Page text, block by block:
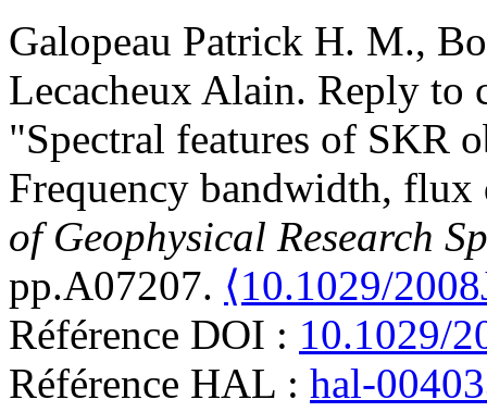
Galopeau Patrick H. M.,
Lecacheux Alain. Reply to
"Spectral features of SKR
Frequency bandwidth,
of Geophysical Research
pp.A07207. ⟨10.1029/
Référence DOI : 10.1029/
Référence HAL : hal-